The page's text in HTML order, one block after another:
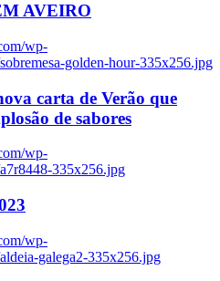
AVEIRO
wp-
golden-hour-335x256.jpg
carta de Verão que
de sabores
wp-
335x256.jpg
wp-
galega2-335x256.jpg